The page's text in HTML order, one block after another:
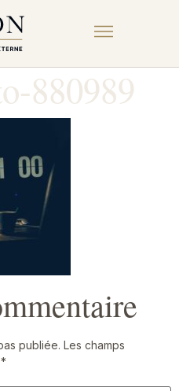
880989
publiée. Les champs
*